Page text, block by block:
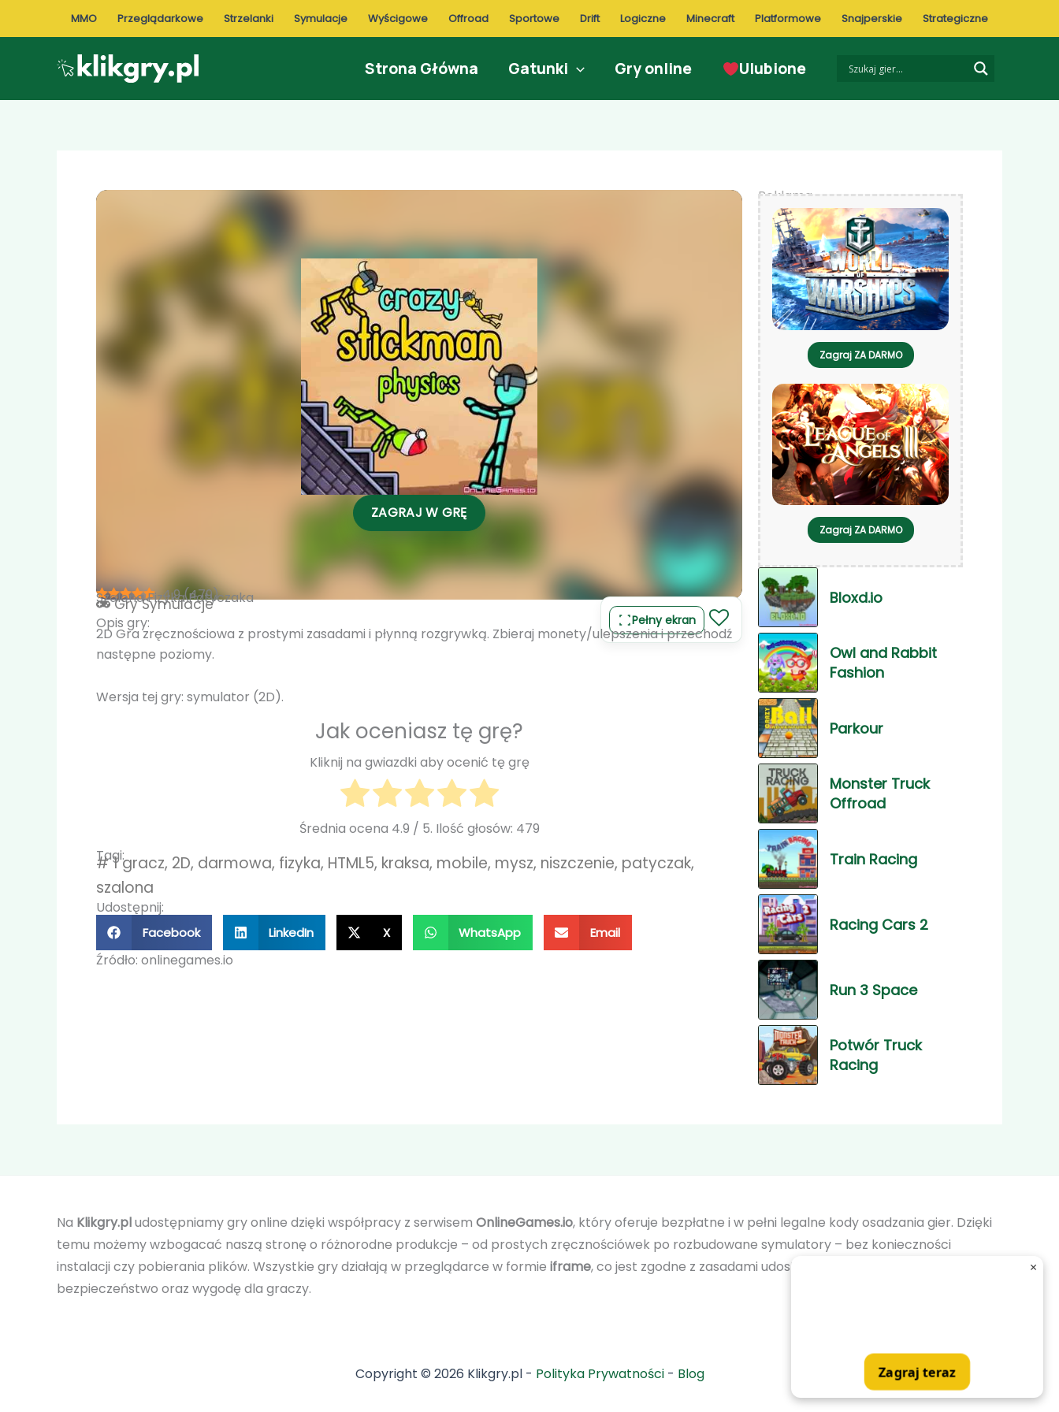
MMO Przeglądarkowe Strzelanki Symulacje Wyścigowe Offroad Sportowe Drift Logiczne Minecraft Platformowe Snajperskie Strategiczne
Strona Główna Gatunki Gry online Ulubione
ZAGRAJ W GRĘ
Pełny ekran
4.9(479)
Szalona Fizyka Patyczaka
GrySymulacje
Opis gry:
2D Gra zręcznościowa z prostymi zasadami i płynną rozgrywką. Zbieraj monety/ulepszenia i przechodź
następne poziomy.
Wersja tej gry: symulator (2D).
Jak oceniasz tę grę?
Kliknij na gwiazdki aby ocenić tę grę
Średnia ocena 4.9 / 5. Ilość głosów: 479
Tagi:
#1 gracz, 2D, darmowa, fizyka, HTML5, kraksa, mobile, mysz, niszczenie, patyczak,
szalona
Udostępnij:
Facebook LinkedIn X WhatsApp Email
Źródło: onlinegames.io
Reklama
Zagraj ZA DARMO
Zagraj ZA DARMO
Bloxd.io
Owl and Rabbit
Fashion
Parkour
Monster Truck
Offroad
Train Racing
Racing Cars 2
Run 3 Space
Potwór Truck
Racing
Na Klikgry.pludostępniamy gry online dzięki współpracy z serwisem OnlineGames.io, który oferuje bezpłatne i w pełni legalne kody osadzania gier. Dzięki
temu możemy wzbogacać naszą stronę o różnorodne produkcje – od prostych zręcznościówek po rozbudowane symulatory – bez konieczności
instalacji czy pobierania plików. Wszystkie gry działają w przeglądarce w formie iframe, co jest zgodne z zasadami udostępniania i gwarantuje
bezpieczeństwo oraz wygodę dla graczy.
Copyright © 2026 Klikgry.pl - Polityka Prywatności- Blog
×
Zagraj teraz